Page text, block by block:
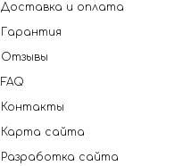
Доставка и оплата
Гарантия
Отзывы
FAQ
Контакты
Карта сайта
Разработка сайта